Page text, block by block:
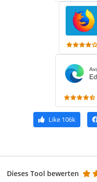
Like 106k
Dieses Tool bewerten